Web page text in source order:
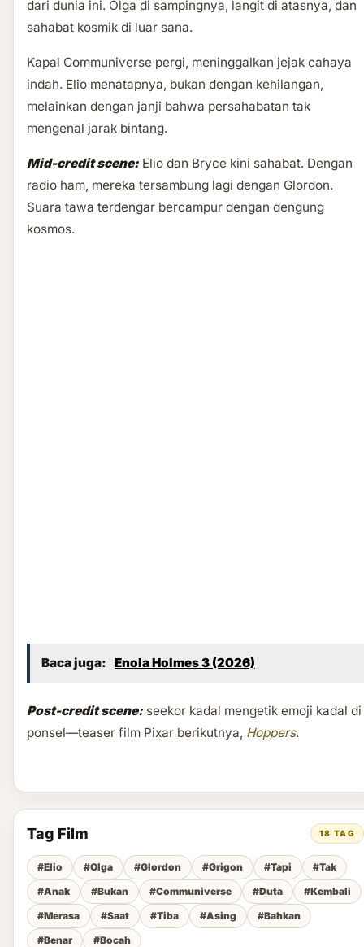
dari dunia ini. Olga di sampingnya, langit di atasnya, dan
sahabat kosmik di luar sana.
Kapal Communiverse pergi, meninggalkan jejak cahaya
indah. Elio menatapnya, bukan dengan kehilangan,
melainkan dengan janji bahwa persahabatan tak
mengenal jarak bintang.
Mid-credit scene: Elio dan Bryce kini sahabat. Dengan
radio ham, mereka tersambung lagi dengan Glordon.
Suara tawa terdengar bercampur dengan dengung
kosmos.
Baca juga: Enola Holmes 3 (2026)
Post-credit scene: seekor kadal mengetik emoji kadal di
ponsel—teaser film Pixar berikutnya, Hoppers.
Tag Film 18 TAG
#Elio #Olga #Glordon #Grigon #Tapi
#Tak
#Anak
#Bukan #Communiverse #Duta
#Kembali
#Merasa
#Saat #Tiba #Asing
#Bahkan
#Benar
#Bocah